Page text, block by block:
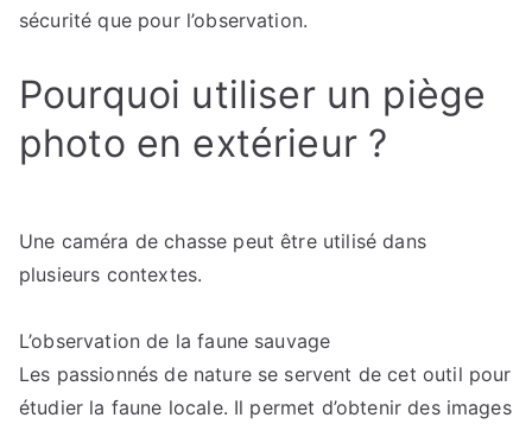
sécurité que pour l’observation.
Pourquoi utiliser un piège
photo en extérieur ?
Une caméra de chasse peut être utilisé dans
plusieurs contextes.
L’observation de la faune sauvage
Les passionnés de nature se servent de cet outil pour
étudier la faune locale. Il permet d’obtenir des images